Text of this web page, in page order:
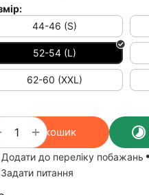
44-46 (S)
52-54 (L)
62-60 (XXL)
+У кошик
Додати до переліку побажань
Задати питання